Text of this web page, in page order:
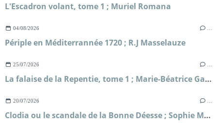
L'Escadron volant, tome 1 ; Muriel Romana
04/08/2026
Périple en Méditerrannée 1720 ; R.J Masselauze
25/07/2026
La falaise de la Repentie, tome 1 ; Marie-Béatrice Gauvin
20/07/2026
Clodia ou le scandale de la Bonne Déesse ; Sophie Malick-Prunier